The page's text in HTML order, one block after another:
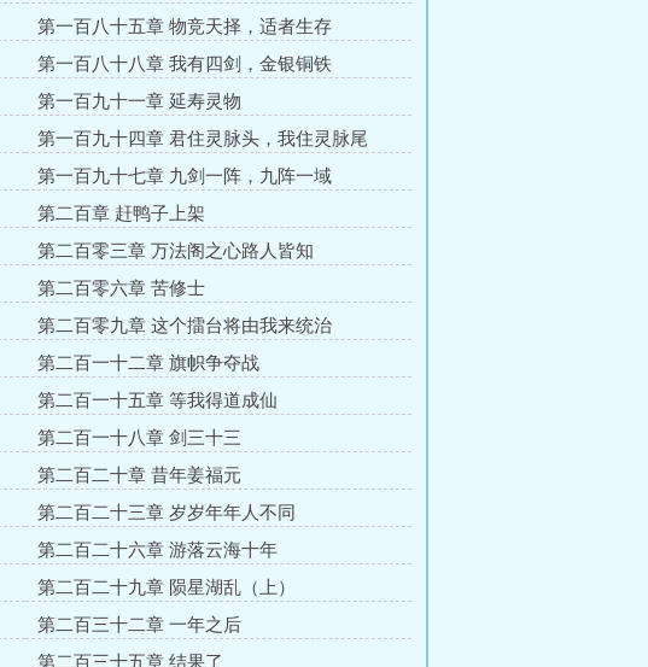
第一百八十五章 物竞天择，适者生存
第一百八十八章 我有四剑，金银铜铁
第一百九十一章 延寿灵物
第一百九十四章 君住灵脉头，我住灵脉尾
第一百九十七章 九剑一阵，九阵一域
第二百章 赶鸭子上架
第二百零三章 万法阁之心路人皆知
第二百零六章 苦修士
第二百零九章 这个擂台将由我来统治
第二百一十二章 旗帜争夺战
第二百一十五章 等我得道成仙
第二百一十八章 剑三十三
第二百二十章 昔年姜福元
第二百二十三章 岁岁年年人不同
第二百二十六章 游落云海十年
第二百二十九章 陨星湖乱（上）
第二百三十二章 一年之后
第二百三十五章 结果了